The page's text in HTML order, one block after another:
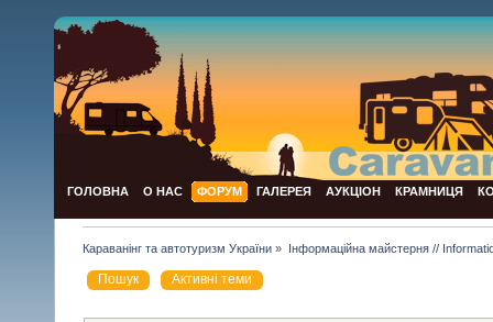
ГОЛОВНА О НАС ФОРУМ ГАЛЕРЕЯ АУКЦІОН КРАМНИЦЯ
Караванінг та автотуризм України » Інформаційна майстерня //
Пошук Активні теми